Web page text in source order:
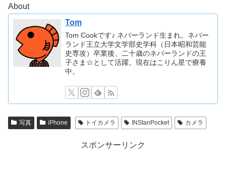
About
Tom
Tom Cookです♪ ネバーランド生まれ。ネバー
ランド王立大学文学部史学科（日本昭和芸能
史専攻）卒業後、二十歳のネバーランドの王
子さま☆として活躍。現在はこりん星で療養
中。
写真 iPhone トイカメラ INStanPocket カメラ
スポンサーリンク